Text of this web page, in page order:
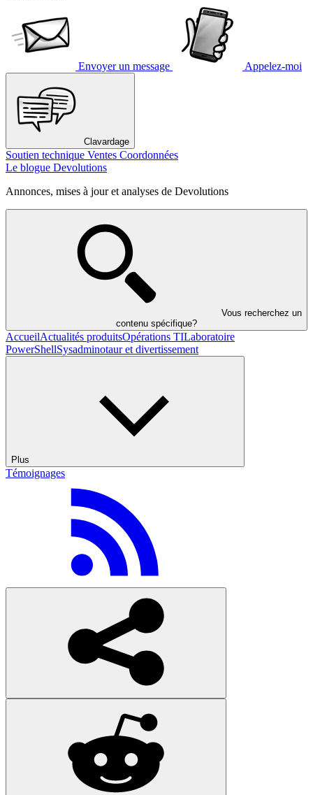
Envoyer un message Appelez-moi
Clavardage
Soutien technique Ventes Coordonnées
Le blogue Devolutions
Annonces, mises à jour et analyses de Devolutions
Vous recherchez un
contenu spécifique?
AccueilActualités produitsOpérations TILaboratoire
PowerShellSysadminotaur et divertissement
Plus
Témoignages